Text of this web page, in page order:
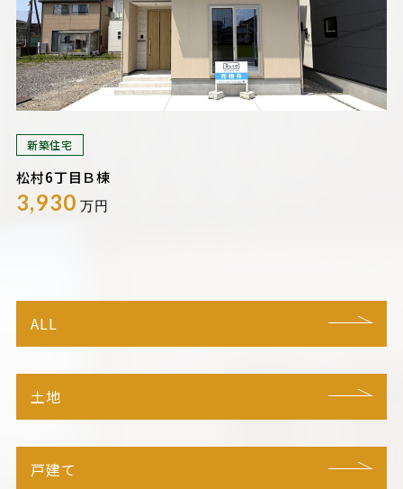
新築住宅
松村6丁目Ｂ棟
3,930 万円
ALL
土地
戸建て